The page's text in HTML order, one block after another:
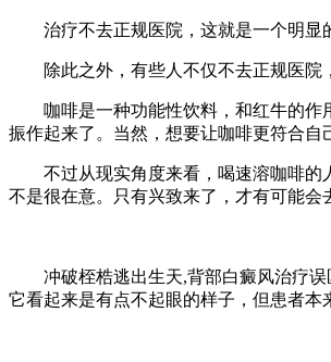
治疗不去正规医院，这就是一个明显的
除此之外，有些人不仅不去正规医院，
咖啡是一种功能性饮料，和红牛的作用
振作起来了。当然，想要让咖啡更符合自
不过从现实角度来看，喝速溶咖啡的人
不是很在意。只有兴致来了，才有可能会
冲破桎梏逃出生天,背部白癜风治疗误
它看起来是有点不起眼的样子，但患者本